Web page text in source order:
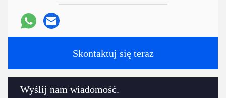
Skontaktuj się teraz
Wyślij nam wiadomość.